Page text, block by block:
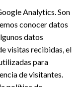
Analytics. Son
conocer datos
datos
visitas recibidas, el
para
de visitantes.